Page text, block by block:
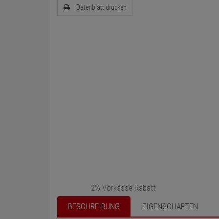
Datenblatt drucken
2% Vorkasse Rabatt
BESCHREIBUNG
EIGENSCHAFTEN